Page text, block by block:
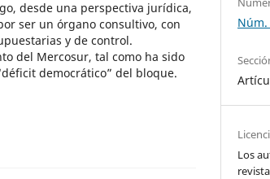
desde una perspectiva jurídica,
ser un órgano consultivo, con
y de control.
del Mercosur, tal como ha sido
democrático” del bloque.
Núm.
Los